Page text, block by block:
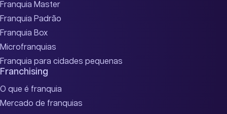
Franquia Master
Franquia Padrão
Franquia Box
Microfranquias
Franquia para cidades pequenas
Franchising
O que é franquia
Mercado de franquias